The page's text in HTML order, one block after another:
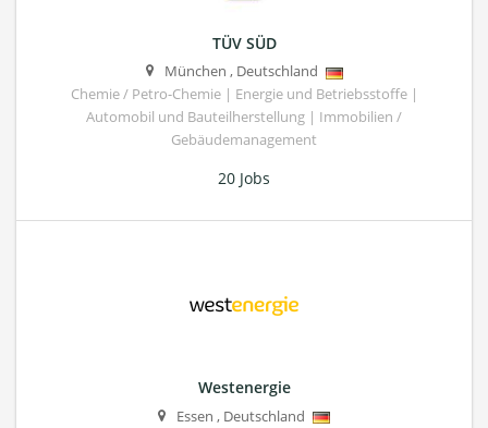
TÜV SÜD
München , Deutschland
Chemie / Petro-Chemie | Energie und Betriebsstoffe |
Automobil und Bauteilherstellung | Immobilien /
Gebäudemanagement
20 Jobs
Westenergie
Essen , Deutschland